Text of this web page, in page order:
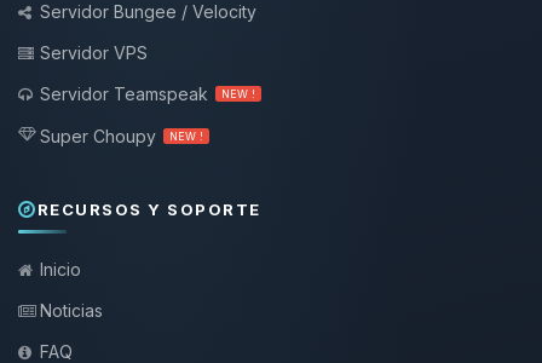
Servidor Bungee / Velocity
Servidor VPS
Servidor Teamspeak
NEW !
Super Choupy NEW !
RECURSOS Y SOPORTE
Inicio
Noticias
FAQ